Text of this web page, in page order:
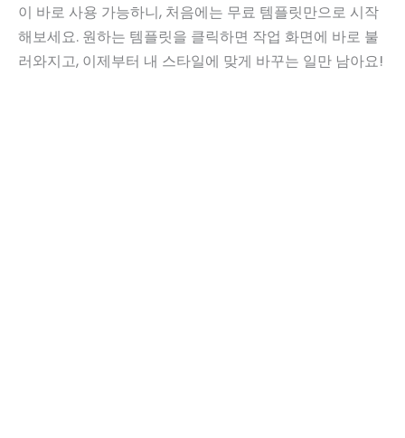
이 바로 사용 가능하니, 처음에는 무료 템플릿만으로 시작
해보세요. 원하는 템플릿을 클릭하면 작업 화면에 바로 불
러와지고, 이제부터 내 스타일에 맞게 바꾸는 일만 남아요!